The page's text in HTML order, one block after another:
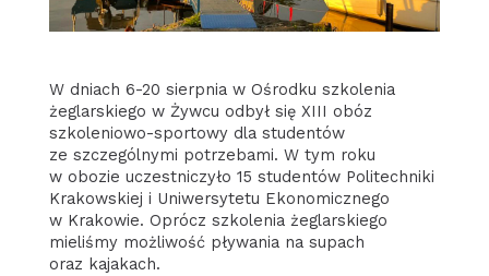
W dniach 6-20 sierpnia w Ośrodku szkolenia
żeglarskiego w Żywcu odbył się XIII obóz
szkoleniowo-sportowy dla studentów
ze szczególnymi potrzebami. W tym roku
w obozie uczestniczyło 15 studentów Politechniki
Krakowskiej i Uniwersytetu Ekonomicznego
w Krakowie. Oprócz szkolenia żeglarskiego
mieliśmy możliwość pływania na supach
oraz kajakach.